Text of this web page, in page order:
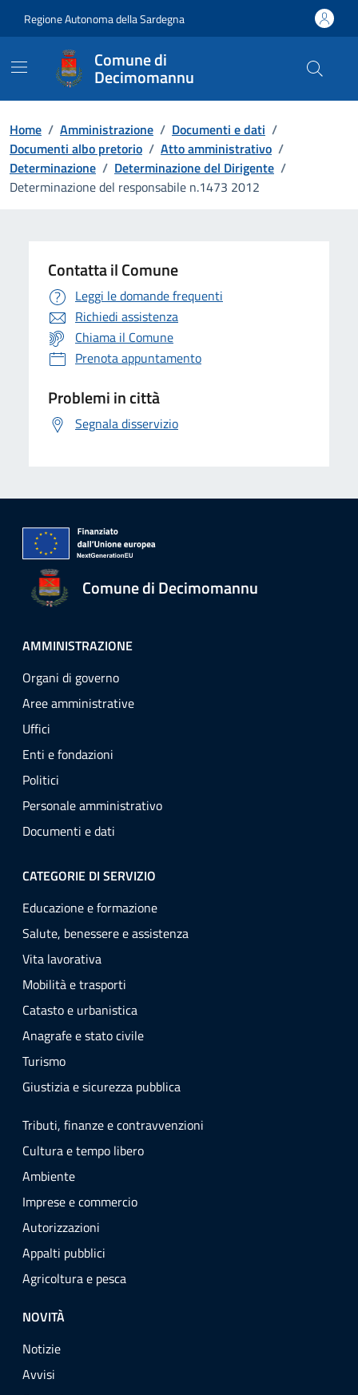
Regione Autonoma della Sardegna
Comune di
Decimomannu
Home / Amministrazione / Documenti e dati /
Documenti albo pretorio / Atto amministrativo /
Determinazione / Determinazione del Dirigente /
Determinazione del responsabile n.1473 2012
Contatta il Comune
Leggi le domande frequenti
Richiedi assistenza
Chiama il Comune
Prenota appuntamento
Problemi in città
Segnala disservizio
Comune di Decimomannu
AMMINISTRAZIONE
Organi di governo
Aree amministrative
Uffici
Enti e fondazioni
Politici
Personale amministrativo
Documenti e dati
CATEGORIE DI SERVIZIO
Educazione e formazione
Salute, benessere e assistenza
Vita lavorativa
Mobilità e trasporti
Catasto e urbanistica
Anagrafe e stato civile
Turismo
Giustizia e sicurezza pubblica
Tributi, finanze e contravvenzioni
Cultura e tempo libero
Ambiente
Imprese e commercio
Autorizzazioni
Appalti pubblici
Agricoltura e pesca
NOVITÀ
Notizie
Avvisi